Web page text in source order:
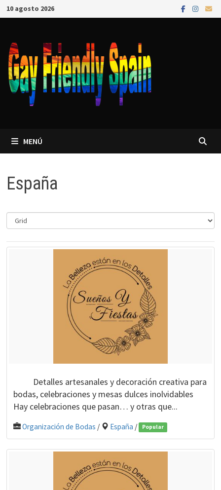
10 agosto 2026
MENÚ
España
Detalles artesanales y decoración creativa para
bodas, celebraciones y mesas dulces inolvidables
Hay celebraciones que pasan… y otras que...
Organización de Bodas / España / Popular